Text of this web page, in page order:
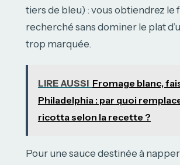
tiers de bleu) : vous obtiendrez le
recherché sans dominer le plat
trop marquée.
LIRE AUSSI Fromage blanc,
Philadelphia : par quoi
ricotta selon la recette ?
Pour une sauce destinée à